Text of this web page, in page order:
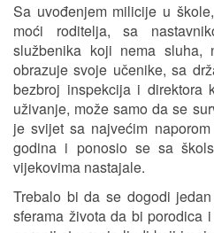
Sa uvođenjem milicije u
moći roditelja, sa
službenika koji nema sluha,
obrazuje svoje učenike, sa
bezbroj inspekcija i direktora
uživanje, može samo da se
je svijet sa najvećim
godina i ponosio se sa
vijekovima nastajale.
Trebalo bi da se dogodi
sferama života da bi porodica